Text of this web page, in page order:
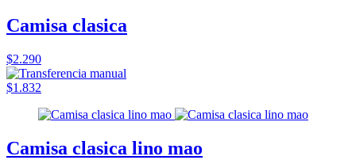
Camisa clasica
$2.290
$1.832
Camisa clasica lino mao